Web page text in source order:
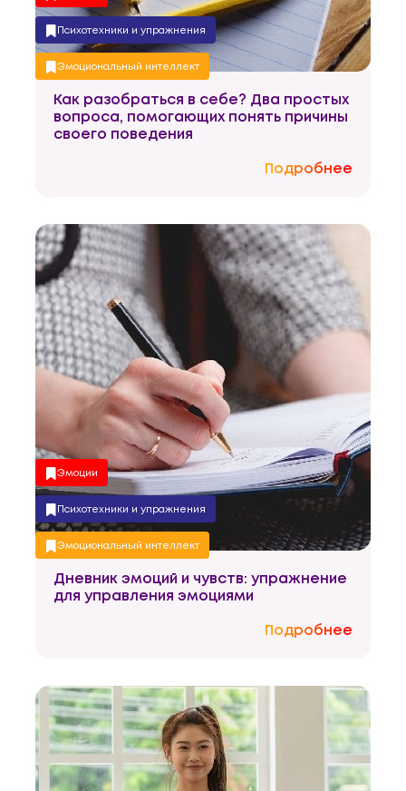
Психотехники и упражнения
Эмоциональный интеллект
Осознанность
Как разобраться в себе? Два простых
вопроса, помогающих понять причины
своего поведения
Подробнее
Эмоции
Психотехники и упражнения
Эмоциональный интеллект
Управление собой
Дневник эмоций и чувств: упражнение
для управления эмоциями
Подробнее